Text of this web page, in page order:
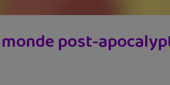
post-